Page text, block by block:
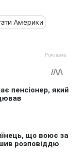
Америки